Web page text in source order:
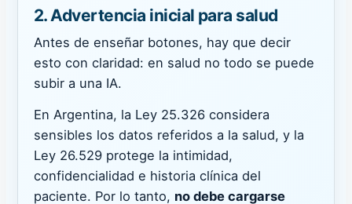
2. Advertencia inicial para salud
Antes de enseñar botones, hay que decir
esto con claridad: en salud no todo se puede
subir a una IA.
En Argentina, la Ley 25.326 considera
sensibles los datos referidos a la salud, y la
Ley 26.529 protege la intimidad,
confidencialidad e historia clínica del
paciente. Por lo tanto, no debe cargarse